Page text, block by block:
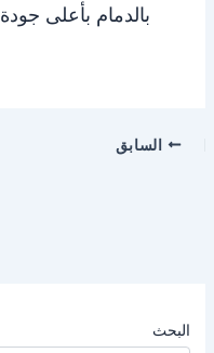
بالدمام بأعلى جودة
السابق
البحث